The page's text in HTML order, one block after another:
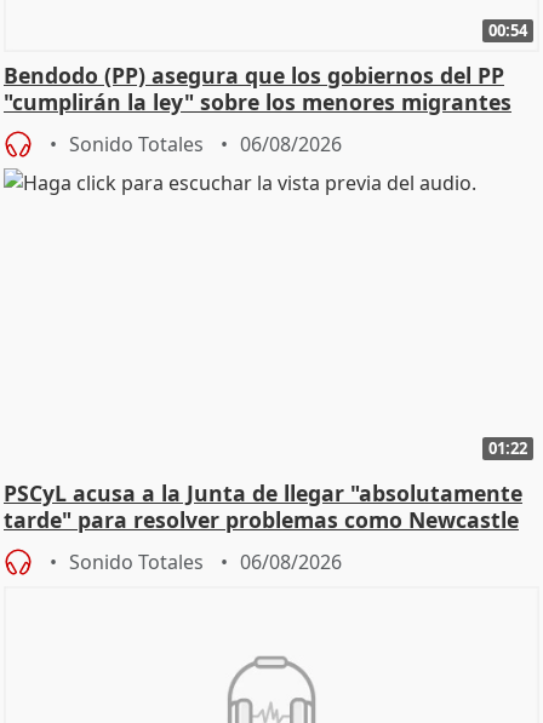
00:54
Bendodo (PP) asegura que los gobiernos del PP
"cumplirán la ley" sobre los menores migrantes
Sonido Totales 06/08/2026
01:22
PSCyL acusa a la Junta de llegar "absolutamente
tarde" para resolver problemas como Newcastle
Sonido Totales 06/08/2026